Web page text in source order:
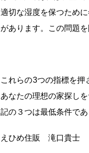
適切な湿度を保つため
があります。この問題
これらの3つの指標を押
あなたの理想の家探し
記の３つは最低条件で
えひめ住販 滝口貴士